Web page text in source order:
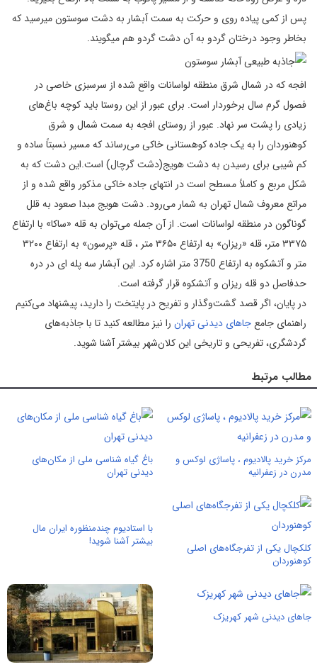
پس از کمی پیاده روی و حرکت به سمت آبشار به دشت سوستون میرسید که
بخاطر وجود درختان گردو به آن دشت گردو هم میگویند.
افجه که در شمال شرق منطقه لواسانات واقع شده از سرسبزی خاصی در
فصول گرم سال برخوردار است. برای عبور از این روستا باید کوچه باغ‌های
زیادی را پشت سر نهاد. عبور از روستای افجه به سمت شمال و شرق
کوهنوردان را به یک جاده کوهستانی خاکی می‌رساند که مسیر نسبتاً ساده و
کم شیبی برای رسیدن به دشت هویج(دشت گرچال) است.این دشت که به
شکل مربع و کاملاً مسطح است در انتهای جاده خاکی مذکور واقع شده و از
مراتع معروف شمال تهران به شمار می‌رود. دشت هویج مبدا صعود به قلل
گوناگون در منطقه لواسانات است. از آن جمله می‌توان به قله «ساکا» با ارتفاع
۳۳۷۵ متر، قله «ریزان» به ارتفاع ۳۶۵۰ متر ، قله «پرسون» به ارتفاع ۳۲۰۰
متر و آتشکوه به ارتفاع 3750 متر اشاره کرد. این آبشار سه پله ای در دره
حدفاصل دو قله ریزان و آتشکوه قرار گرفته است.
در پایان، اگر قصد گشت‌وگذار و تفریح در پایتخت را دارید، پیشنهاد می‌کنیم
راهنمای جامعجاهای دیدنی تهران را نیز مطالعه کنید تا با جاذبه‌های
گردشگری، تفریحی و تاریخی این کلان‌شهر بیشتر آشنا شوید.
مطالب مرتبط
مرکز خرید پالادیوم ، پاساژی لوکس و
مدرن در زعفرانیه
باغ گیاه شناسی ملی از مکان‌های
دیدنی تهران
کلکچال یکی از تفرجگاه‌های اصلی
کوهنوردان
با استادیوم چندمنظوره ایران مال
بیشتر آشنا شوید!
جاهای دیدنی شهر کهریزک